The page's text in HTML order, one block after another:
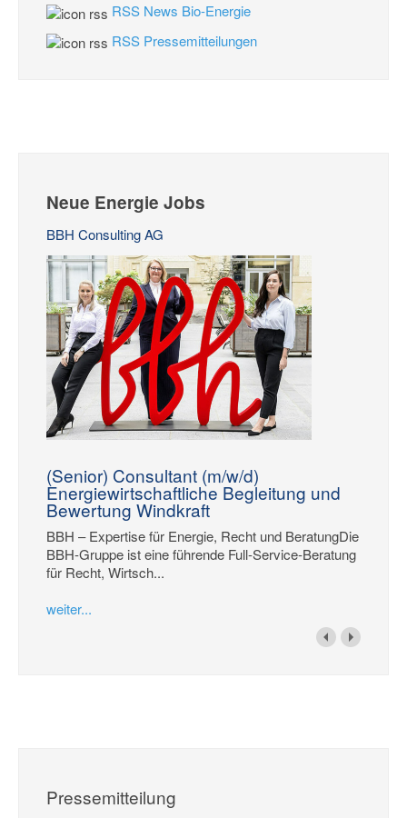
RSS News Bio-Energie
RSS Pressemitteilungen
Neue Energie Jobs
BBH Consulting AG
(Senior) Consultant (m/w/d)
Energiewirtschaftliche Begleitung und
Bewertung Windkraft
BBH – Expertise für Energie, Recht und BeratungDie
BBH-Gruppe ist eine führende Full-Service-Beratung
für Recht, Wirtsch...
weiter...
Pressemitteilung